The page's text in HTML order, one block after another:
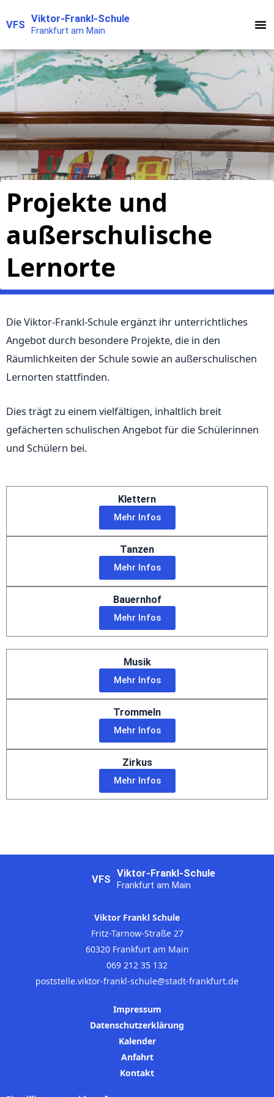
Inhalt
VFS Viktor-Frankl-Schule
Frankfurt am Main
Projekte und
außerschulische
Lernorte
Die Viktor-Frankl-Schule ergänzt ihr unterrichtliches
Angebot durch besondere Projekte, die in den
Räumlichkeiten der Schule sowie an außerschulischen
Lernorten stattfinden.
Dies trägt zu einem vielfältigen, inhaltlich breit
gefächerten schulischen Angebot für die Schülerinnen
und Schülern bei.
Klettern
Mehr Infos
Tanzen
Mehr Infos
Bauernhof
Mehr Infos
Musik
Mehr Infos
Trommeln
Mehr Infos
Zirkus
Mehr Infos
VFS Viktor-Frankl-Schule
Frankfurt am Main
Viktor Frankl Schule
Fritz-Tarnow-Straße 27
60320 Frankfurt am Main
069 212 35 132
poststelle.viktor-frankl-schule@stadt-frankfurt.de
Impressum
Datenschutzerklärung
Kalender
Anfahrt
Kontakt